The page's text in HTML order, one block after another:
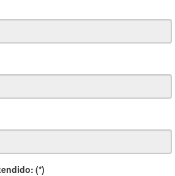
(*)